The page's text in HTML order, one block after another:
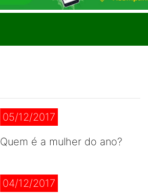
05/12/2017
Quem é a mulher do ano?
04/12/2017